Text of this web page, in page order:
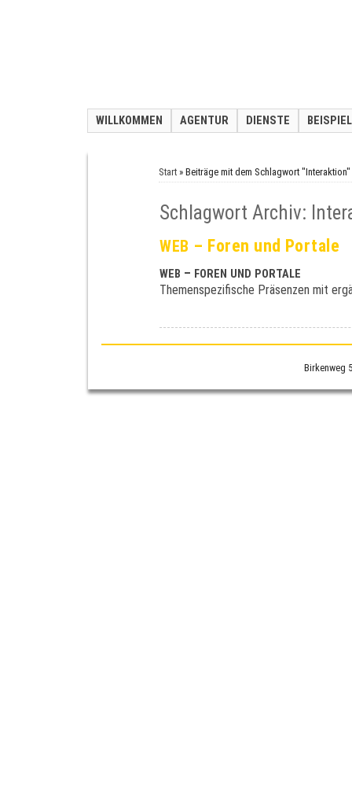
WILLKOMMEN AGENTUR DIENSTE
Start » Beiträge mit dem Schlagwort "Interaktion"
Schlagwort Archiv:
WEB – Foren und Portale
WEB – FOREN UND PORTALE
The­men­spe­zi­fi­sche Prä­sen­zen mit
Birkenweg